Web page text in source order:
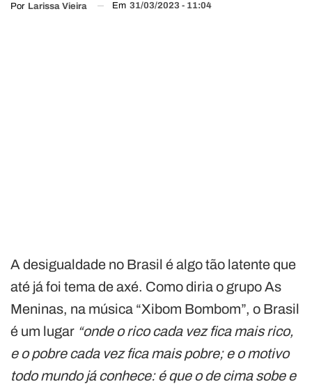
Por Larissa Vieira Em 31/03/2023 - 11:04
A desigualdade no Brasil é algo tão latente que
até já foi tema de axé. Como diria o grupo As
Meninas, na música “Xibom Bombom”, o Brasil
é um lugar “onde o rico cada vez fica mais rico,
e o pobre cada vez fica mais pobre; e o motivo
todo mundo já conhece: é que o de cima sobe e